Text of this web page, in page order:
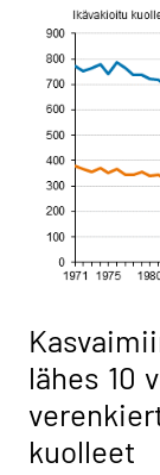
lähes 10
kuolleet